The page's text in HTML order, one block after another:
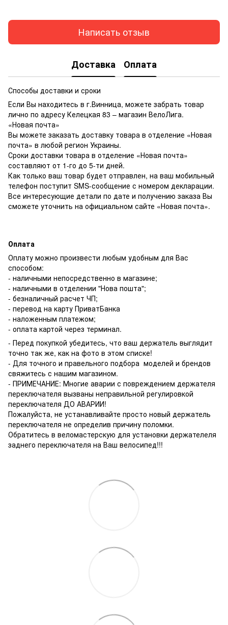
Написать отзыв
Доставка Оплата
Способы доставки и сроки
Если Вы находитесь в г.Винница, можете забрать товар
лично по адресу Келецкая 83 – магазин ВелоЛига.
«Новая почта»
Вы можете заказать доставку товара в отделение «Новая
почта» в любой регион Украины.
Сроки доставки товара в отделение «Новая почта»
составляют от 1-го до 5-ти дней.
Как только ваш товар будет отправлен, на ваш мобильный
телефон поступит SMS-сообщение с номером декларации.
Все интересующие детали по дате и получению заказа Вы
сможете уточнить на официальном сайте «Новая почта».
Оплата
Оплату можно произвести любым удобным для Вас
способом:
- наличными непосредственно в магазине;
- наличными в отделении "Нова пошта";
- безналичный расчет ЧП;
- перевод на карту ПриватБанка
- наложенным платежом;
- оплата картой через терминал.
- Перед покупкой убедитесь, что ваш держатель выглядит
точно так же, как на фото в этом списке!
- Для точного и правельного подбора моделей и брендов
свяжитесь с нашим магазином.
- ПРИМЕЧАНИЕ: Многие аварии с повреждением держателя
переключателя вызваны неправильной регулировкой
переключателя ДО АВАРИИ!
Пожалуйста, не устанавливайте просто новый держатель
переключателя не определив причину поломки.
Обратитесь в веломастерскую для установки держателеля
заднего переключателя на Ваш велосипед!!!